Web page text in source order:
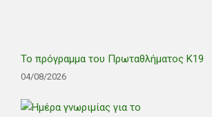
Το πρόγραμμα του Πρωταθλήματος Κ19
04/08/2026